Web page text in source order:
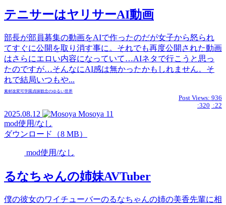
テニサーはヤリサーAI動画
部長が部員募集の動画をAIで作ったのだが女子から怒られ
てすぐに公開を取り消す事に。それでも再度公開された動画
はさらにエロい内容になっていて…AIネタで行こうと思っ
たのですが…そんなにAI感は無かったかもしれません。そ
れで結局いつもや...
素材改変可学園 貞操観念のゆるい世界
Post Views: 936
:320 :22
2025.08.12 Mosoya 11
mod使用/なし
ダウンロード（8 MB）
mod使用/なし
るなちゃんの姉妹AVTuber
僕の彼女のワイチューバーのるなちゃんの姉の美香先輩に相